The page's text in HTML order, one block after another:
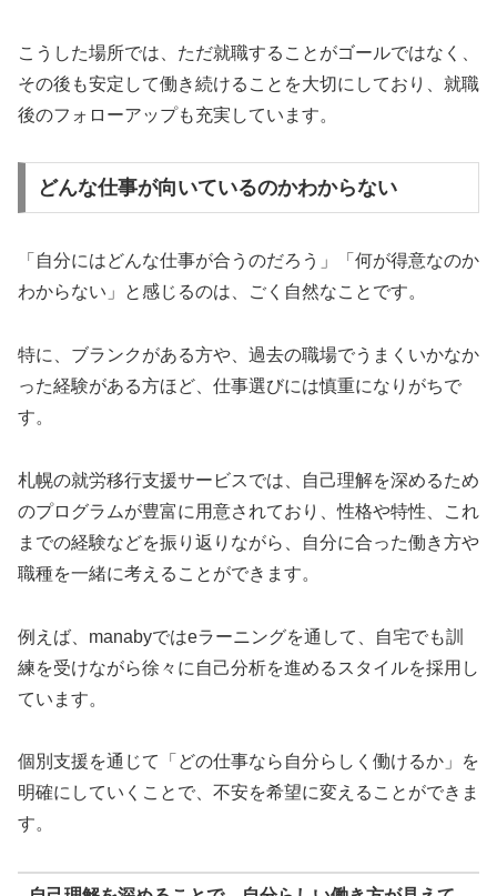
こうした場所では、ただ就職することがゴールではなく、
その後も安定して働き続けることを大切にしており、就職
後のフォローアップも充実しています。
どんな仕事が向いているのかわからない
「自分にはどんな仕事が合うのだろう」「何が得意なのか
わからない」と感じるのは、ごく自然なことです。
特に、ブランクがある方や、過去の職場でうまくいかなか
った経験がある方ほど、仕事選びには慎重になりがちで
す。
札幌の就労移行支援サービスでは、自己理解を深めるため
のプログラムが豊富に用意されており、性格や特性、これ
までの経験などを振り返りながら、自分に合った働き方や
職種を一緒に考えることができます。
例えば、manabyではeラーニングを通して、自宅でも訓
練を受けながら徐々に自己分析を進めるスタイルを採用し
ています。
個別支援を通じて「どの仕事なら自分らしく働けるか」を
明確にしていくことで、不安を希望に変えることができま
す。